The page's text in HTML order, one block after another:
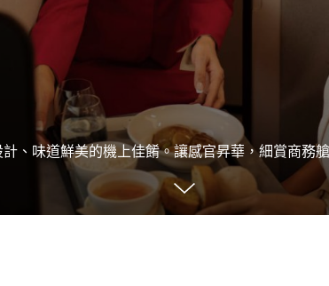
、味道鮮美的機上佳餚。讓感官昇華，細賞商務